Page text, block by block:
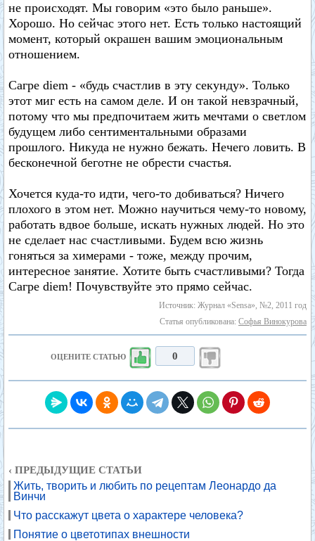
не происходят. Мы говорим «это было раньше».
Хорошо. Но сейчас этого нет. Есть только настоящий
момент, который окрашен вашим эмоциональным
отношением.
Сагре diem - «будь счастлив в эту секунду». Только
этот миг есть на самом деле. И он такой невзрачный,
потому что мы предпочитаем жить мечтами о светлом
будущем либо сентиментальными образами
прошлого. Никуда не нужно бежать. Нечего ловить. В
бесконечной беготне не обрести счастья.
Хочется куда-то идти, чего-то добиваться? Ничего
плохого в этом нет. Можно научиться чему-то новому,
работать вдвое больше, искать нужных людей. Но это
не сделает нас счастливыми. Будем всю жизнь
гоняться за химерами - тоже, между прочим,
интересное занятие. Хотите быть счастливыми? Тогда
Сагре diem! Почувствуйте это прямо сейчас.
Источник: Журнал «Sensa», №2, 2011 год
Статья опубликована: Софья Винокурова
ОЦЕНИТЕ СТАТЬЮ 0
‹ ПРЕДЫДУЩИЕ СТАТЬИ
Жить, творить и любить по рецептам Леонардо да
Винчи
Что расскажут цвета о характере человека?
Понятие о цветотипах внешности